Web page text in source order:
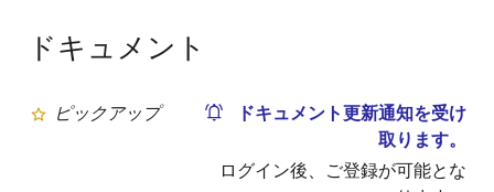
ドキュメント
ピックアップ
ドキュメント更新通知を受け
取ります。
ログイン後、ご登録が可能とな